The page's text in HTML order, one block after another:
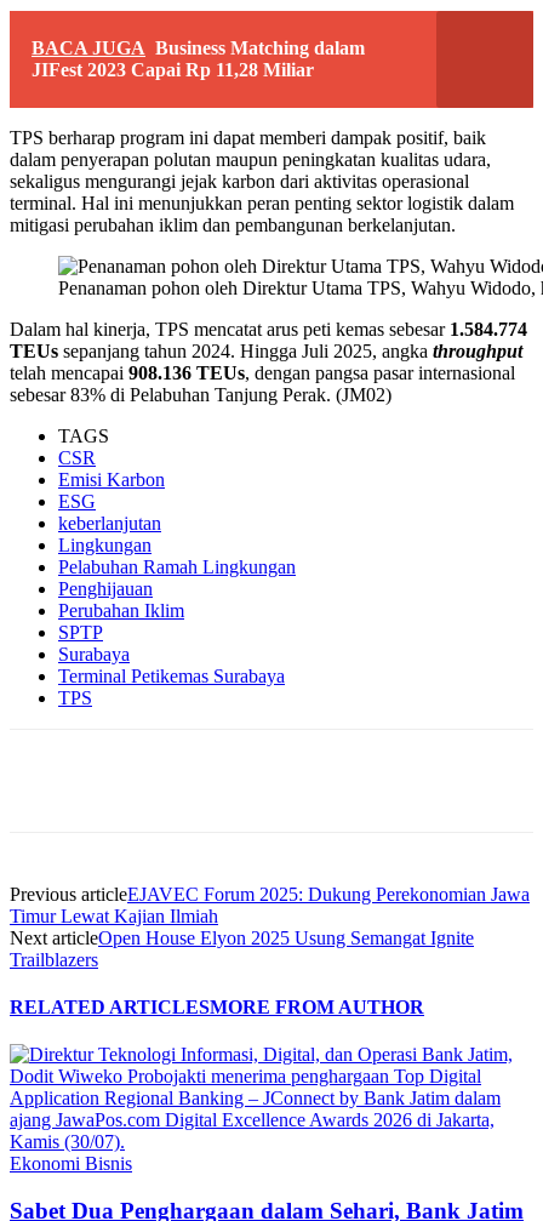
BACA JUGA Business Matching dalam
JIFest 2023 Capai Rp 11,28 Miliar
TPS berharap program ini dapat memberi dampak positif, baik
dalam penyerapan polutan maupun peningkatan kualitas udara,
sekaligus mengurangi jejak karbon dari aktivitas operasional
terminal. Hal ini menunjukkan peran penting sektor logistik dalam
mitigasi perubahan iklim dan pembangunan berkelanjutan.
Penanaman pohon oleh Direktur Utama TPS, Wahyu Widodo,
Dalam hal kinerja, TPS mencatat arus peti kemas sebesar 1.584.774
TEUs sepanjang tahun 2024. Hingga Juli 2025, angka throughput
telah mencapai 908.136 TEUs, dengan pangsa pasar internasional
sebesar 83% di Pelabuhan Tanjung Perak. (JM02)
TAGS
CSR
Emisi Karbon
ESG
keberlanjutan
Lingkungan
Pelabuhan Ramah Lingkungan
Penghijauan
Perubahan Iklim
SPTP
Surabaya
Terminal Petikemas Surabaya
TPS
Previous articleEJAVEC Forum 2025: Dukung Perekonomian Jawa
Timur Lewat Kajian Ilmiah
Next articleOpen House Elyon 2025 Usung Semangat Ignite
Trailblazers
RELATED ARTICLESMORE FROM AUTHOR
Ekonomi Bisnis
Sabet Dua Penghargaan dalam Sehari, Bank Jatim